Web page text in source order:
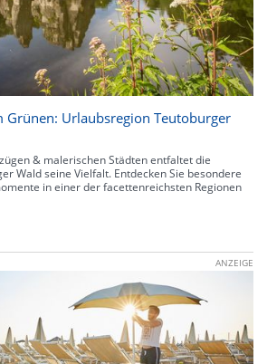
Grünen: Urlaubsregion Teutoburger
& malerischen Städten entfaltet die
Wald seine Vielfalt. Entdecken Sie besondere
in einer der facettenreichsten Regionen
ANZEIGE